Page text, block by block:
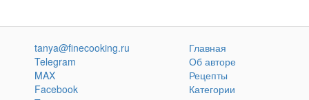
tanya@finecooking.ru
Telegram
MAX
Facebook
Главная
Об авторе
Рецепты
Категории